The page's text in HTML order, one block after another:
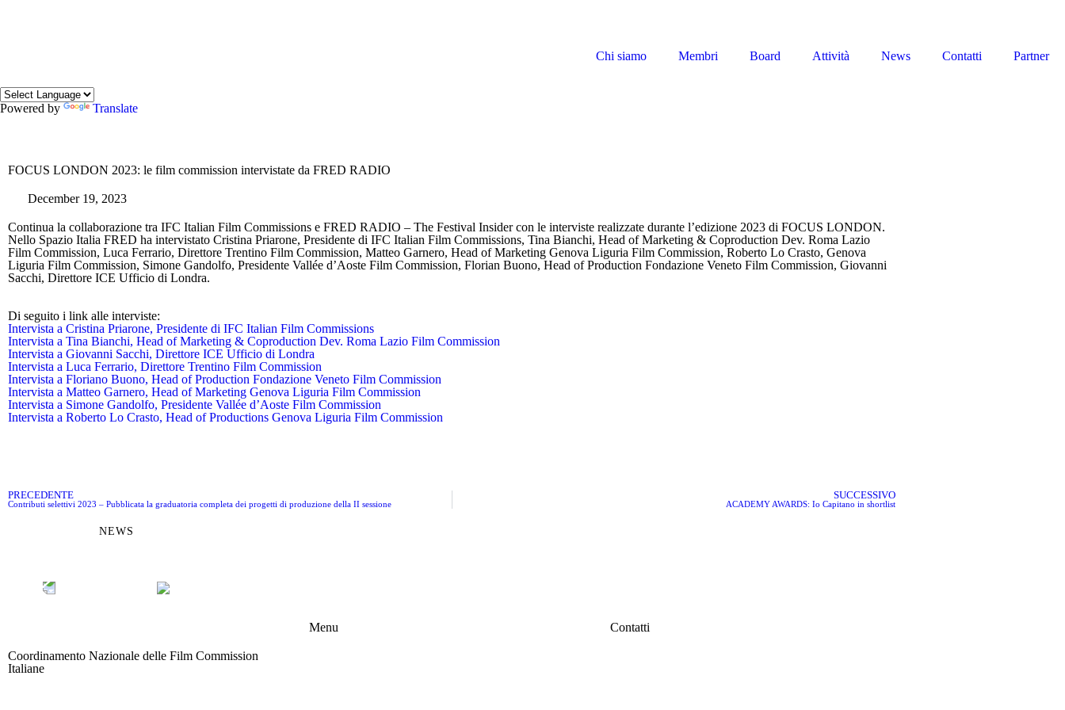
Chi siamo Membri Board Attività News Contatti Partner
Powered by Translate
FOCUS LONDON 2023: le film commission intervistate da FRED RADIO
December 19, 2023
Continua la collaborazione tra IFC Italian Film Commissions e FRED RADIO – The Festival Insider con le interviste realizzate durante l’edizione 2023 di FOCUS LONDON.
Nello Spazio Italia FRED ha intervistato Cristina Priarone, Presidente di IFC Italian Film Commissions, Tina Bianchi, Head of Marketing & Coproduction Dev. Roma Lazio
Film Commission, Luca Ferrario, Direttore Trentino Film Commission, Matteo Garnero, Head of Marketing Genova Liguria Film Commission, Roberto Lo Crasto, Genova
Liguria Film Commission, Simone Gandolfo, Presidente Vallée d’Aoste Film Commission, Florian Buono, Head of Production Fondazione Veneto Film Commission, Giovanni
Sacchi, Direttore ICE Ufficio di Londra.
Di seguito i link alle interviste:
Intervista a Cristina Priarone, Presidente di IFC Italian Film Commissions
Intervista a Tina Bianchi, Head of Marketing & Coproduction Dev. Roma Lazio Film Commission
Intervista a Giovanni Sacchi, Direttore ICE Ufficio di Londra
Intervista a Luca Ferrario, Direttore Trentino Film Commission
Intervista a Floriano Buono, Head of Production Fondazione Veneto Film Commission
Intervista a Matteo Garnero, Head of Marketing Genova Liguria Film Commission
Intervista a Simone Gandolfo, Presidente Vallée d’Aoste Film Commission
Intervista a Roberto Lo Crasto, Head of Productions Genova Liguria Film Commission
PRECEDENTE
Contributi selettivi 2023 – Pubblicata la graduatoria completa dei progetti di produzione della II sessione
SUCCESSIVO
ACADEMY AWARDS: Io Capitano in shortlist
NEWS
Coordinamento Nazionale delle Film Commission
Italiane
Menu Contatti